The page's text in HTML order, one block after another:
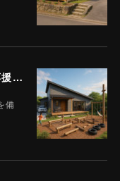
「のびのび育つ、外遊びの家」移住応援土地 建築条件なし | 売地 名張市東田原 うぐいす台 629平米（約190坪） 570万円 T-99
備